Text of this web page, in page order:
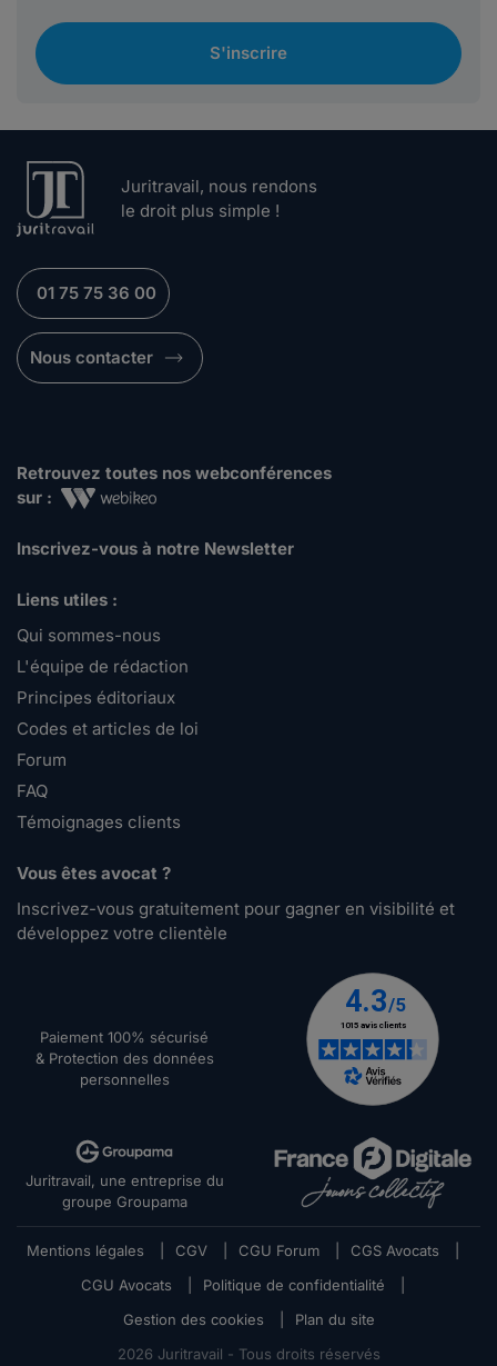
S'inscrire
Juritravail, nous rendons
le droit plus simple !
01 75 75 36 00
Nous contacter
Retrouvez toutes nos webconférences
sur :
Inscrivez-vous à notre Newsletter
Liens utiles :
Qui sommes-nous
L'équipe de rédaction
Principes éditoriaux
Codes et articles de loi
Forum
FAQ
Témoignages clients
Vous êtes avocat ?
Inscrivez-vous gratuitement pour gagner en visibilité et
développez votre clientèle
Paiement 100% sécurisé
& Protection des données
personnelles
Juritravail, une entreprise du
groupe Groupama
Mentions légales CGV CGU Forum CGS Avocats
CGU Avocats
Politique de confidentialité
Gestion des cookies
Plan du site
2026 Juritravail - Tous droits réservés